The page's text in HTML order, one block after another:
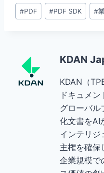
Post
Tags:
#PDF #PDF SDK #
KDAN
KDAN（
ドキュメ
グローバル
化文書をAI
インテリジ
主権を確保
企業規模で